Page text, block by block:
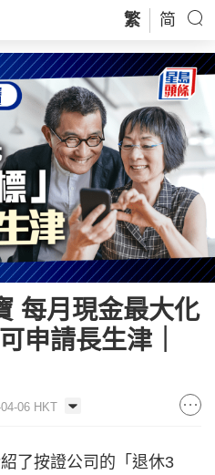
繁 简
每月現金最大化
申請長生津｜
06 HKT
了按證公司的「退休3